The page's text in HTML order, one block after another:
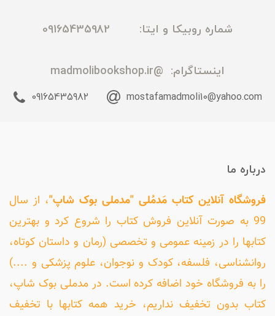
شماره روبیکا و ایتا: 09165435982
اینستاگرام: @madmolibookshop.ir
mostafamadmoli10@yahoo.com
09165435982
درباره ما
فروشگاه آنلاین کتاب مَدمُلی "مدملی بوک شاپ"، از سال
99 به صورت آنلاین فروش کتاب را شروع کرد و بهترین
کتابها را در زمینه عمومی و تخصصی (رمان و داستان کوتاه،
روانشناسی، فلسفه، کودک و نوجوان، علوم پزشکی و ....)
را به فروشگاه خود اضافه کرده است. در مدملی بوک شاپ،
کتاب بدون تخفیف نداریم، خرید همه کتابها با تخفیف